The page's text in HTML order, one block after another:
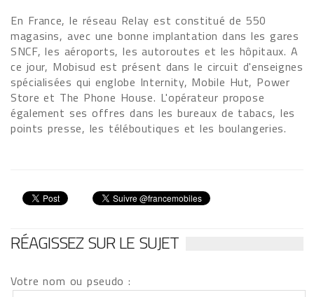
En France, le réseau Relay est constitué de 550
magasins, avec une bonne implantation dans les gares
SNCF, les aéroports, les autoroutes et les hôpitaux. A
ce jour, Mobisud est présent dans le circuit d'enseignes
spécialisées qui englobe Internity, Mobile Hut, Power
Store et The Phone House. L'opérateur propose
également ses offres dans les bureaux de tabacs, les
points presse, les téléboutiques et les boulangeries.
RÉAGISSEZ SUR LE SUJET
Votre nom ou pseudo :